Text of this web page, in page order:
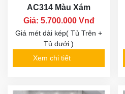
AC314 Màu Xám
Giá: 5.700.000 Vnđ
Giá mét dài kép( Tủ Trên +
Tủ dưới )
Xem chi tiết